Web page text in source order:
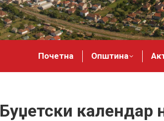
Почетна Општина
Буџетски